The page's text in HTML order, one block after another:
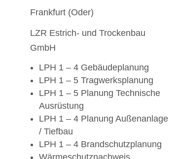
Frankfurt (Oder)
LZR Estrich- und Trockenbau
GmbH
LPH 1 – 4 Gebäudeplanung
LPH 1 – 5 Tragwerksplanung
LPH 1 – 5 Planung Technische
Ausrüstung
LPH 1 – 4 Planung Außenanlage
/ Tiefbau
LPH 1 – 4 Brandschutzplanung
Wärmeschutznachweis